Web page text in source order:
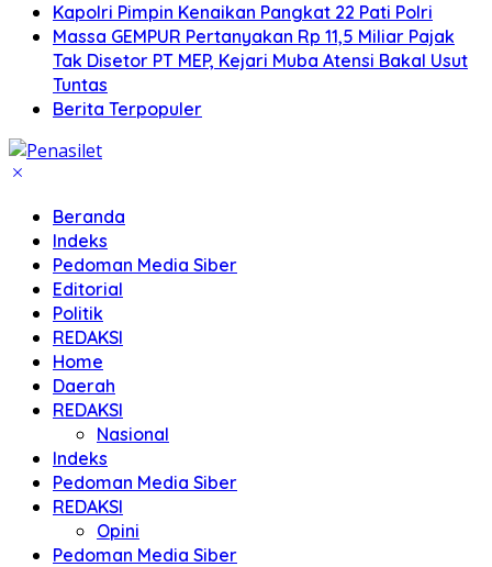
Kapolri Pimpin Kenaikan Pangkat 22 Pati Polri
Massa GEMPUR Pertanyakan Rp 11,5 Miliar Pajak
Tak Disetor PT MEP, Kejari Muba Atensi Bakal Usut
Tuntas
Berita Terpopuler
Beranda
Indeks
Pedoman Media Siber
Editorial
Politik
REDAKSI
Home
Daerah
REDAKSI
Nasional
Indeks
Pedoman Media Siber
REDAKSI
Opini
Pedoman Media Siber